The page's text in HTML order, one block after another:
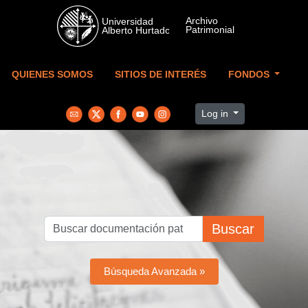
Skip to main content
QUIENES SOMOS SITIOS DE INTERÉS FONDOS
Log in
Buscar
Búsqueda Avanzada »